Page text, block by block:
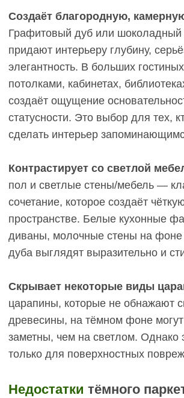
Промежуточные оттенки:
золотая середина
практичности
обширная палитра средних оттенков, которые
объединяют преимущества обоих полюсов и
минимизируют недостатки. Медовый дуб,
натуральный орех, грейдж (серо-бежевый) — это
баланс между эстетикой и удобством.
Медовый оттенок — это натуральная древесина
дуба с лёгкой янтарной тонировкой.
Светлотность 40–50%, что создаёт баланс: пыль
на нём менее заметна, чем на графитовом, но и
выбеленном. Царапины практически не видны,
потому что натуральный цвет древесины под
покрытием близок к верхнему слою.
Медовый дуб сочетается с тёплыми интерьерами:
мебель из ореха, кремовый текстиль, бежевые
стены. Это выбор для классических гостиных,
медовый тон актуален уже десятилетия и не
Медовый дуб:тёплая
универсальность